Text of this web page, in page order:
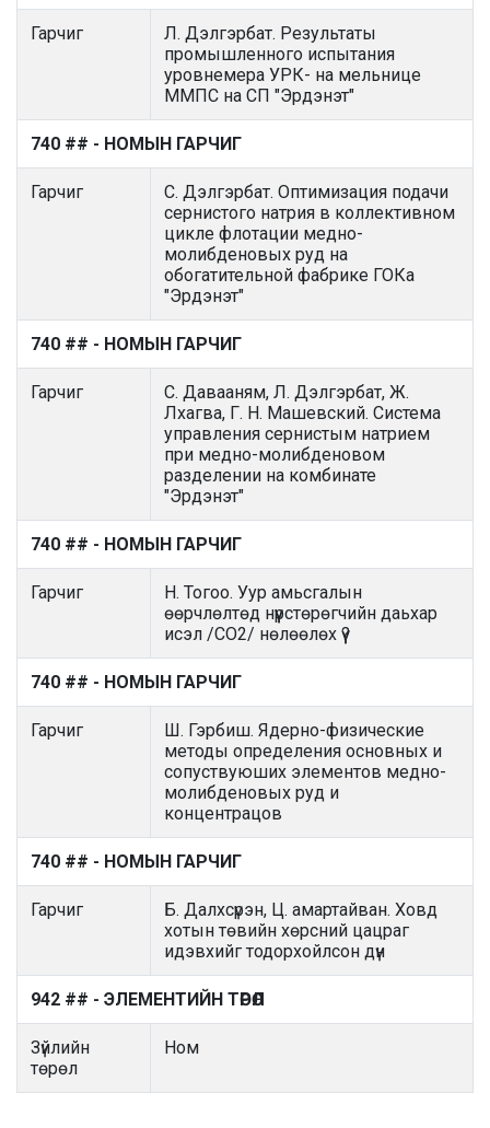
Гарчиг
Л. Дэлгэрбат. Результаты
промышленного испытания
уровнемера УРК- на мельнице
ММПС на СП "Эрдэнэт"
740 ## - НОМЫН ГАРЧИГ
Гарчиг
С. Дэлгэрбат. Оптимизация подачи
сернистого натрия в коллективном
цикле флотации медно-
молибденовых руд на
обогатительной фабрике ГОКа
"Эрдэнэт"
740 ## - НОМЫН ГАРЧИГ
Гарчиг
С. Давааням, Л. Дэлгэрбат, Ж.
Лхагва, Г. Н. Машевский. Система
управления сернистым натрием
при медно-молибденовом
разделении на комбинате
"Эрдэнэт"
740 ## - НОМЫН ГАРЧИГ
Гарчиг
Н. Тогоо. Уур амьсгалын
өөрчлөлтөд нүүрстөрөгчийн даьхар
исэл /CO2/ нөлөөлөх үү?
740 ## - НОМЫН ГАРЧИГ
Гарчиг
Ш. Гэрбиш. Ядерно-физические
методы определения основных и
сопуствуюших элементов медно-
молибденовых руд и
концентрацов
740 ## - НОМЫН ГАРЧИГ
Гарчиг
Б. Далхсүрэн, Ц. амартайван. Ховд
хотын төвийн хөрсний цацраг
идэвхийг тодорхойлсон дүн
942 ## - ЭЛЕМЕНТИЙН ТӨРӨЛ
Зүйлийн
төрөл
Ном